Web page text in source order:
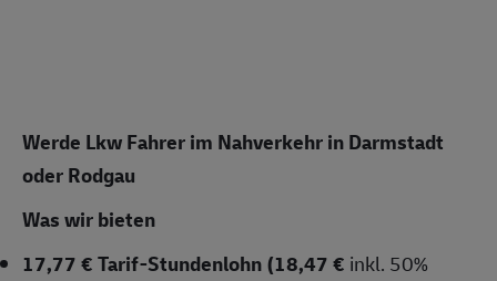
Werde Lkw Fahrer im Nahverkehr in Darmstadt
oder Rodgau
Was wir bieten
17,77 € Tarif-Stundenlohn (18,47 € inkl. 50%